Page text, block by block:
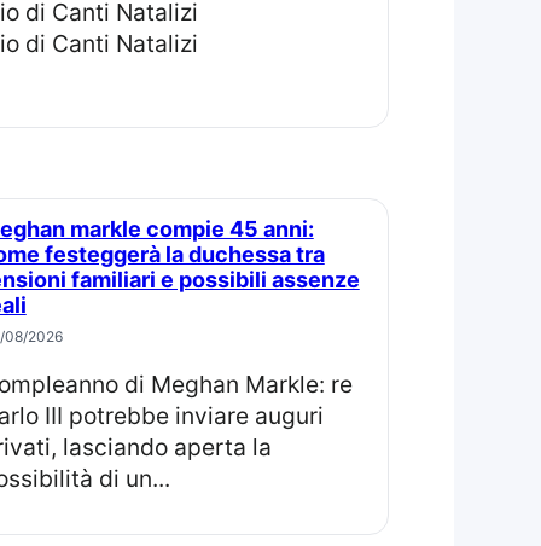
festeggerà la duchessa tra
familiari e possibili assenze
08/2026
III potrebbe inviare auguri
lasciando aperta la
di un...